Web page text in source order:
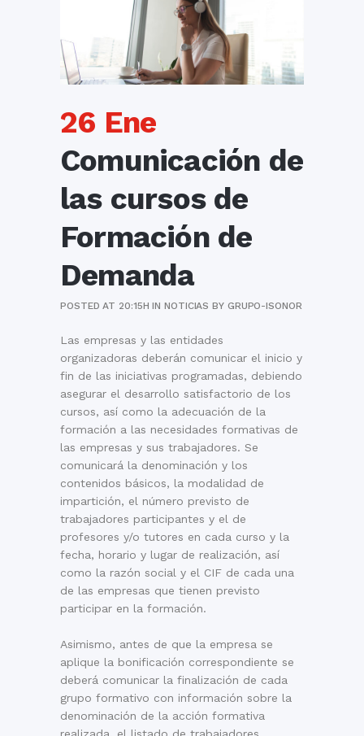
26 Ene
Comunicación de
las cursos de
Formación de
Demanda
POSTED AT 20:15H INNOTICIAS BY GRUPO-ISONOR
Las empresas y las entidades
organizadoras deberán comunicar el inicio y
fin de las iniciativas programadas, debiendo
asegurar el desarrollo satisfactorio de los
cursos, así como la adecuación de la
formación a las necesidades formativas de
las empresas y sus trabajadores. Se
comunicará la denominación y los
contenidos básicos, la modalidad de
impartición, el número previsto de
trabajadores participantes y el de
profesores y/o tutores en cada curso y la
fecha, horario y lugar de realización, así
como la razón social y el CIF de cada una
de las empresas que tienen previsto
participar en la formación.
Asimismo, antes de que la empresa se
aplique la bonificación correspondiente se
deberá comunicar la finalización de cada
grupo formativo con información sobre la
denominación de la acción formativa